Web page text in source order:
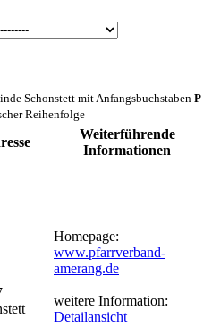
Schonstett mit Anfangsbuchstaben P
Reihenfolge
Weiterführende
Informationen
Homepage:
www.pfarrverband-
amerang.de
weitere Information:
Detailansicht